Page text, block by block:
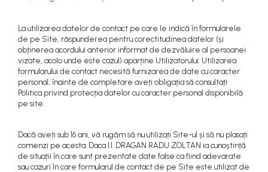
La utilizarea datelor de contact pe care le indică în formularele
de pe Site, răspunderea pentru corectitudinea datelor (și
obținerea acordului anterior informat de dezvăluire al persoanei
vizate, acolo unde este cazul) aparține Utilizatorului. Utilizarea
formularului de contact necesită furnizarea de date cu caracter
personal; înainte de completare aveți obligația să consultați
Politica privind protecția datelor cu caracter personal disponibilă
pe site.
Dacă aveți sub 16 ani, vă rugăm să nu utilizați Site-ul și să nu plasați
comenzi pe acesta. Daca I.I. DRAGAN RADU ZOLTAN ia cunoștință
de situații în care sunt prezentate date false ca fiind adevarate
sau cazuri în care formularul de contact de pe Site este utilizat de